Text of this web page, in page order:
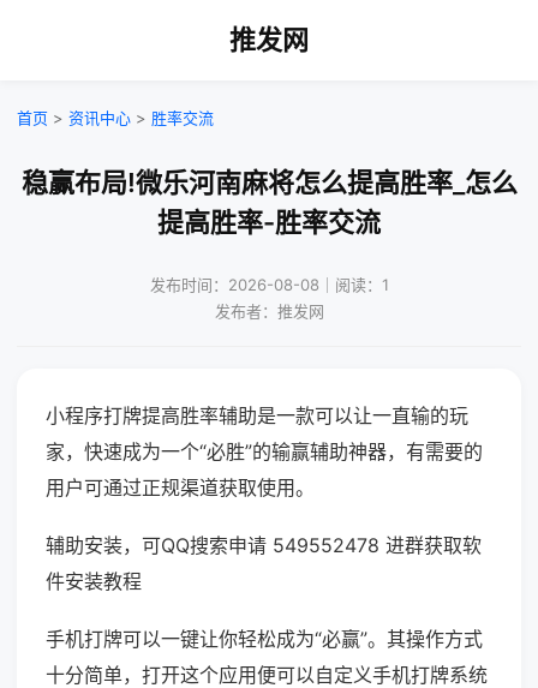
推发网
首页 > 资讯中心 > 胜率交流
稳赢布局!微乐河南麻将怎么提高胜率_怎么
提高胜率-胜率交流
发布时间：2026-08-08｜阅读：1
发布者：推发网
小程序打牌提高胜率辅助是一款可以让一直输的玩
家，快速成为一个“必胜”的输赢辅助神器，有需要的
用户可通过正规渠道获取使用。
辅助安装，可QQ搜索申请 549552478 进群获取软
件安装教程
手机打牌可以一键让你轻松成为“必赢”。其操作方式
十分简单，打开这个应用便可以自定义手机打牌系统